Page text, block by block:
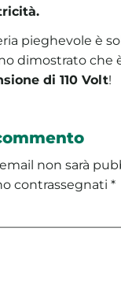
pieghevole è
dimostrato che
di 110 Volt!
non sarà
contrassegnati*